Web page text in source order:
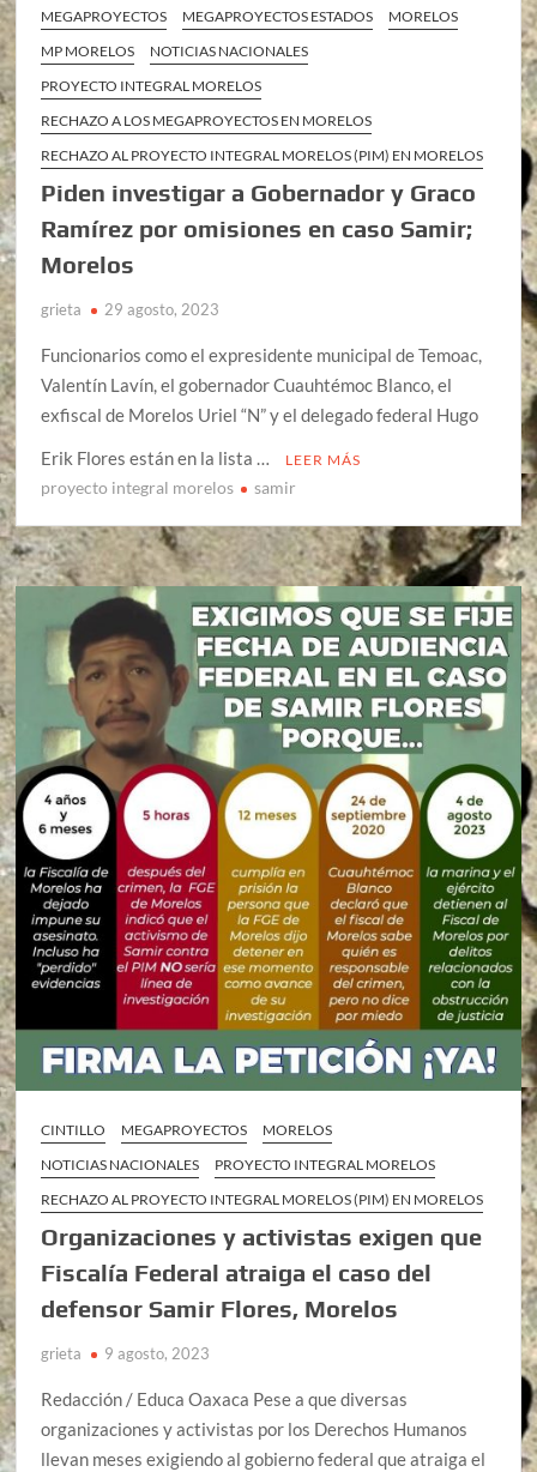
MEGAPROYECTOS
MEGAPROYECTOS ESTADOS
MORELOS
MP MORELOS
NOTICIAS NACIONALES
PROYECTO INTEGRAL MORELOS
RECHAZO A LOS MEGAPROYECTOS EN MORELOS
RECHAZO AL PROYECTO INTEGRAL MORELOS (PIM) EN MORELOS
Piden investigar a Gobernador y Graco
Ramírez por omisiones en caso Samir;
Morelos
grieta 29 agosto, 2023
Funcionarios como el expresidente municipal de Temoac,
Valentín Lavín, el gobernador Cuauhtémoc Blanco, el
exfiscal de Morelos Uriel “N” y el delegado federal Hugo
Erik Flores están en la lista …
LEER MÁS
proyecto integral morelos samir
CINTILLO MEGAPROYECTOS
MORELOS
NOTICIAS NACIONALES
PROYECTO INTEGRAL MORELOS
RECHAZO AL PROYECTO INTEGRAL MORELOS (PIM) EN MORELOS
Organizaciones y activistas exigen que
Fiscalía Federal atraiga el caso del
defensor Samir Flores, Morelos
grieta 9 agosto, 2023
Redacción / Educa Oaxaca Pese a que diversas
organizaciones y activistas por los Derechos Humanos
llevan meses exigiendo al gobierno federal que atraiga el